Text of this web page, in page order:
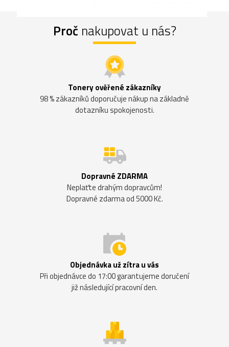
Proč nakupovat u nás?
Tonery ověřené zákazníky
98 % zákazníků doporučuje nákup na základně
dotazníku spokojenosti.
Dopravné ZDARMA
Neplaťte drahým dopravcům!
Dopravné zdarma od 5000 Kč.
Objednávka už zítra u vás
Při objednávce do 17:00 garantujeme doručení
již následující pracovní den.